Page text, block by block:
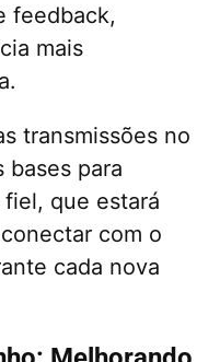
feedback,
mais
transmissões no
bases para
que estará
com o
cada nova